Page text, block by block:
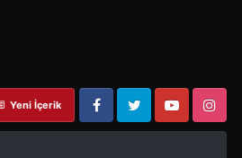
Yeni İçerik
FacebookTwitter YouTube Instagram